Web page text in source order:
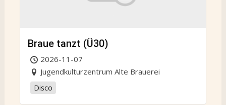
Braue tanzt (Ü30)
2026-11-07
Jugendkulturzentrum Alte Brauerei
Disco